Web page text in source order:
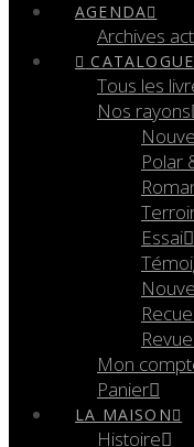
AGENDA
Archives
CATALOGUE
Tous les
Nos rayons
Polar
Essai
Mon
Panier
LA MAISON
Histoire